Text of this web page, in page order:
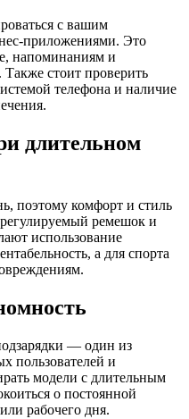
с вашим
приложениями. Это
напоминаниям и
Также стоит проверить
телефона и наличие
длительном
поэтому комфорт и стиль
ремешок и
использование
а для спорта
— один из
пользователей и
модели с длительным
о постоянной
рабочего дня.